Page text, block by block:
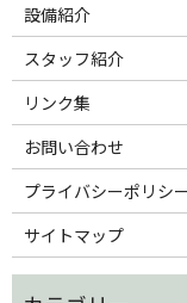
設備紹介
スタッフ紹介
リンク集
お問い合わせ
プライバシーポリシ
サイトマップ